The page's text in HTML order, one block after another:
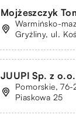
Mojżeszczyk
Warmińsko-
Gryźliny, ul.
JUUPI Sp. z o.o.
Pomorskie,
Piaskowa 25